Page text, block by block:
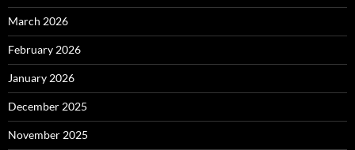
March 2026
February 2026
January 2026
December 2025
November 2025